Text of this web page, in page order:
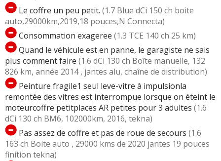
Le coffre un peu petit. (1.7 Blue dCi 150 ch boite
auto,29000km,2019,18 pouces,N Connecta)
Consommation exageree (1.3 TCE 140 ch 25 km)
Quand le véhicule est en panne, le garagiste ne sais
plus comment faire (1.6 dCi 130 ch Boîte manuelle, 132
826 km, année 2014 , jantes alu, chaîne de distribution)
Peinture fragile1 seul leve-vitre à impulsionla
remontée des vitres est interrompue lorsque on éteint le
moteurcoffre petitplaces AR petites pour 3 adultes (1.6
dCi 130 ch BM6, 102000km, 2016, tekna)
Pas assez de coffre et pas de roue de secours (1.6
163 ch Boite auto , 29000 kms de 2020 jantes 19 pouces
finition tekna)